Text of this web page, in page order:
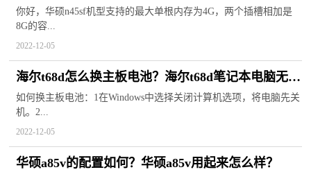
你好，华硕n45sf机型支持的最大单根内存为4G，两个插槽相加是
8G的容...
2022-12-05
海尔t68d怎么换主板电池？海尔t68d笔记本电脑无法
启动怎么办？
如何换主板电池：1在Windows中选择关闭计算机选项，将电脑先关
机。2...
2022-12-05
华硕a85v的配置如何？华硕a85v用起来怎么样？